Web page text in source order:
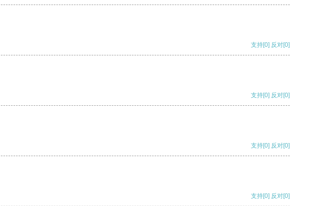
支持[0] 反对[0]
支持[0] 反对[0]
支持[0] 反对[0]
支持[0] 反对[0]